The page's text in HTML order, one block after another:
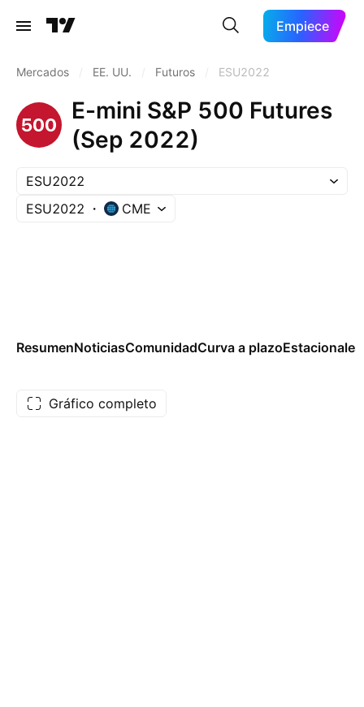
Empiece
Mercados EE. UU. Futuros ESU2022
E-mini S&P 500 Futures
(Sep 2022)
ESU2022
ESU2022
CME
ResumenNoticiasComunidadCurva a plazoEstacionales
Gráfico completo